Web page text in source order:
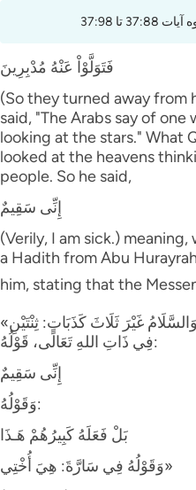
37:98
فَتَوَلَّوْاْ عَنْهُ مُدْبِرِينَ
(So they turned away from
said, "The Arabs say of
looking at the stars." What
looked at the heavens
people. So he said,
إِنِّى سَقِيمٌ
(Verily, I am sick.)
a Hadith from Abu
«لَمْ يَكْذِبْ إِبْرَاهِيمُ عَلَيْهِ الصَّلَاةُ وَالسَّلَامُ غَيْرَ ثَلَاثَ كَذَبَاتٍ: ثِنْتَيْنِ
فِي ذَاتِ اللهِ تَعَالَى، قَوْلُهُ:
إِنِّى سَقِيمٌ
وَقَوْلُهُ:
بَلْ فَعَلَهُ كَبِيرُهُمْ هَـذَا
وَقَوْلُهُ فِي سَارَّةَ: هِيَ أُخْتِي»